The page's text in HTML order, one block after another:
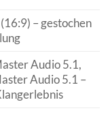
– gestochen
Audio 5.1,
Audio 5.1 –